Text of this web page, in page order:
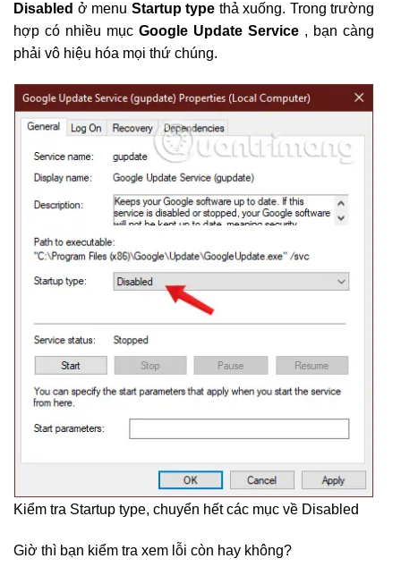
Disabled ở menu Startup type thả xuống. Trong trường
hợp có nhiều mục Google Update Service , bạn càng
phải vô hiệu hóa mọi thứ chúng.
Kiểm tra Startup type, chuyển hết các mục về Disabled
Giờ thì bạn kiểm tra xem lỗi còn hay không?